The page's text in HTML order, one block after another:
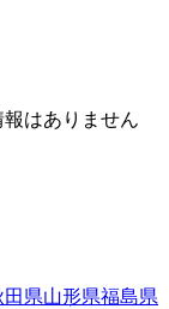
はありません
田県山形県福島県